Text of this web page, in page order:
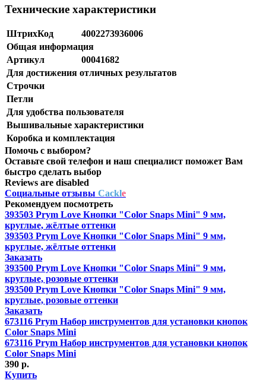
Технические характеристики
ШтрихКод
4002273936006
Общая информация
Артикул
00041682
Для достижения отличных результатов
Строчки
Петли
Для удобства пользователя
Вышивальные характеристики
Коробка и комплектация
Помочь с выбором?
Оставьте свой телефон и наш специалист поможет Вам
быстро сделать выбор
Reviews are disabled
Социальные отзывы Cackle
Рекомендуем посмотреть
393503 Prym Love Кнопки "Color Snaps Mini" 9 мм,
круглые, жёлтые оттенки
393503 Prym Love Кнопки "Color Snaps Mini" 9 мм,
круглые, жёлтые оттенки
Заказать
393500 Prym Love Кнопки "Color Snaps Mini" 9 мм,
круглые, розовые оттенки
393500 Prym Love Кнопки "Color Snaps Mini" 9 мм,
круглые, розовые оттенки
Заказать
673116 Prym Набор инструментов для установки кнопок
Color Snaps Mini
673116 Prym Набор инструментов для установки кнопок
Color Snaps Mini
390 р.
Купить